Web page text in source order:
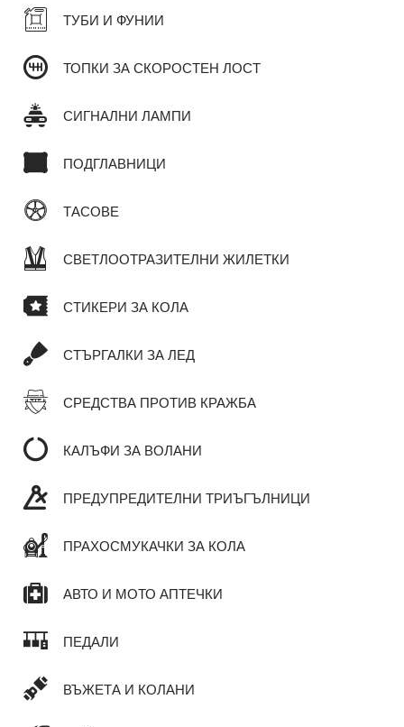
ТУБИ И ФУНИИ
ТОПКИ ЗА СКОРОСТЕН ЛОСТ
СИГНАЛНИ ЛАМПИ
ПОДГЛАВНИЦИ
ТАСОВЕ
СВЕТЛООТРАЗИТЕЛНИ ЖИЛЕТКИ
СТИКЕРИ ЗА КОЛА
СТЪРГАЛКИ ЗА ЛЕД
СРЕДСТВА ПРОТИВ КРАЖБА
КАЛЪФИ ЗА ВОЛАНИ
ПРЕДУПРЕДИТЕЛНИ ТРИЪГЪЛНИЦИ
ПРАХОСМУКАЧКИ ЗА КОЛА
АВТО И МОТО АПТЕЧКИ
ПЕДАЛИ
ВЪЖЕТА И КОЛАНИ